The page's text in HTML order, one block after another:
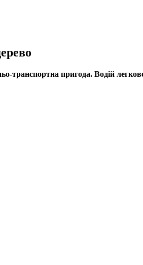
транспортна пригода. Водій